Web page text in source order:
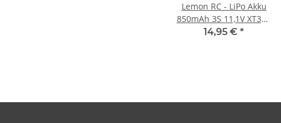
Lemon RC - LiPo Akku
850mAh 3S 11,1V XT30 -
35C
14,95 € *